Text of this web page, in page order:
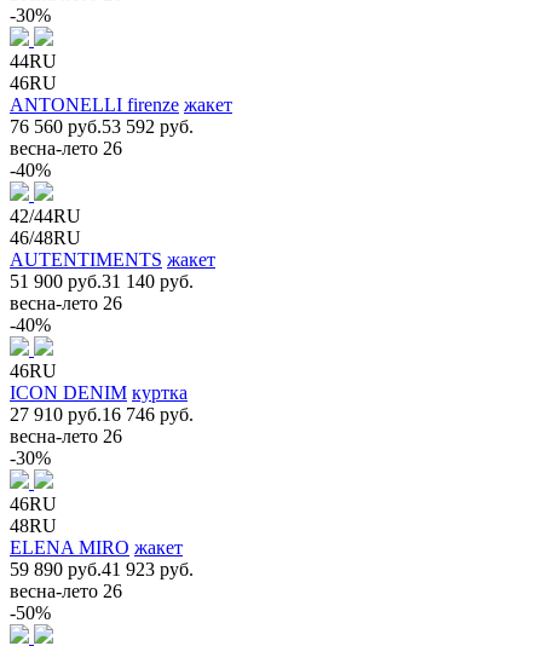
-30%
44RU
46RU
ANTONELLI firenze жакет
76 560 руб.53 592 руб.
весна-лето 26
-40%
42/44RU
46/48RU
AUTENTIMENTS жакет
51 900 руб.31 140 руб.
весна-лето 26
-40%
46RU
ICON DENIM куртка
27 910 руб.16 746 руб.
весна-лето 26
-30%
46RU
48RU
ELENA MIRO жакет
59 890 руб.41 923 руб.
весна-лето 26
-50%